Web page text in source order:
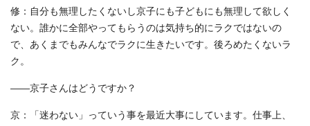
修：自分も無理したくないし京子にも子どもにも無理して欲しく
ない。誰かに全部やってもらうのは気持ち的にラクではないの
で、あくまでもみんなでラクに生きたいです。後ろめたくないラ
ク。
――京子さんはどうですか？
京：「迷わない」っていう事を最近大事にしています。仕事上、